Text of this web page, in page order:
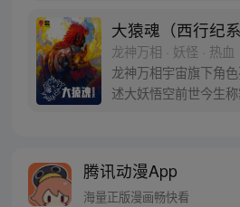
变得美好….随着阴谋
为了让“永恒之火”重新
辞万难，找到唐三藏
寻回徒弟们，组成全新
上西行之旅……
大猿魂（西行纪系
龙神万相 · 妖怪 · 热血
龙神万相宇宙旗下角
述大妖悟空前世今生
人…六十年后，他再
护族人的希望和信念
腾讯动漫App
海量正版漫画畅快看